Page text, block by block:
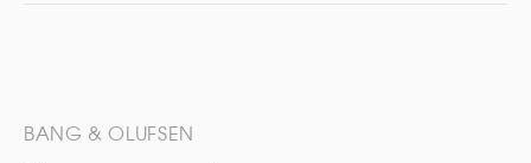
BANG & OLUFSEN